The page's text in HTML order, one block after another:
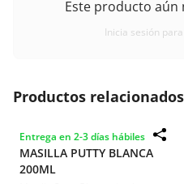
Este producto aún
Inicia sesión
Productos relacionados
Entrega en 2-3 días hábiles
MASILLA PUTTY BLANCA
200ML